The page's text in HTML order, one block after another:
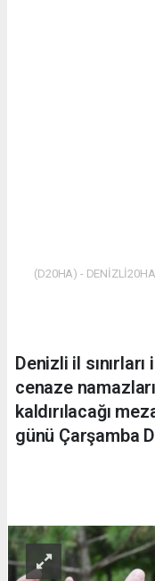
(D20HA) -
Denizli il
cenaze
kaldırılacağı
günü Çarşamba